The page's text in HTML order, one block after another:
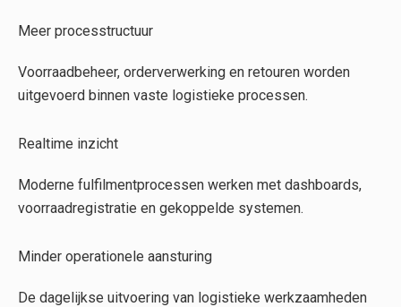
Meer processtructuur
Voorraadbeheer, orderverwerking en retouren worden
uitgevoerd binnen vaste logistieke processen.
Realtime inzicht
Moderne fulfilmentprocessen werken met dashboards,
voorraadregistratie en gekoppelde systemen.
Minder operationele aansturing
De dagelijkse uitvoering van logistieke werkzaamheden